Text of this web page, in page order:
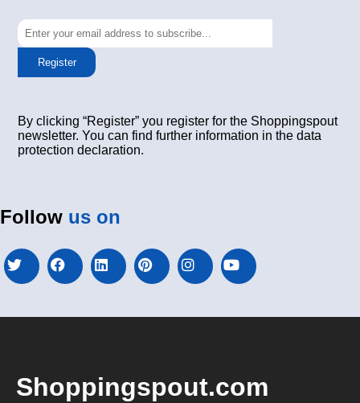
Register
By clicking “Register” you register for the Shoppingspout
newsletter. You can find further information in the data
protection declaration.
Follow us on
Shoppingspout.com